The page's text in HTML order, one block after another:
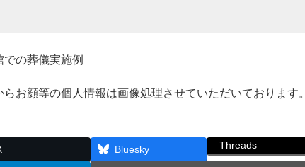
お顔等の個人情報は画像処理させていただいております。
Bluesky Threads